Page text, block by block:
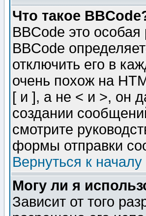
Что такое
BBCode это
BBCode
отключить его в
очень похож на
[ и ], а не < и >, он
создании
смотрите
формы отправки
Вернуться к началу
Могу ли я
Зависит от того